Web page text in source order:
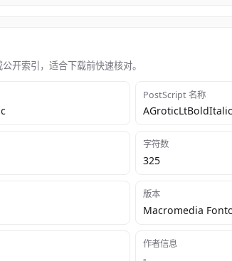
开索引，适合下载前快速核对。
PostScript 名称
AGroticLtBoldItalic
字符数
325
版本
Macromedia
作者信息